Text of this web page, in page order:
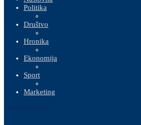
Politika
Društvo
Hronika
Ekonomija
Sport
Marketing